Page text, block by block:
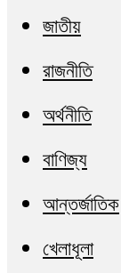
জাতীয়
রাজনীতি
অর্থনীতি
বাণিজ্য
আন্তর্জাতিক
খেলাধূলা